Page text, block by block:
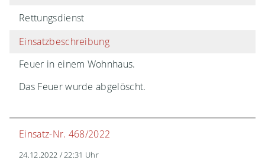
Rettungsdienst
Einsatzbeschreibung
Feuer in einem Wohnhaus.
Das Feuer wurde abgelöscht.
Einsatz-Nr. 468/2022
24.12.2022 / 22:31 Uhr